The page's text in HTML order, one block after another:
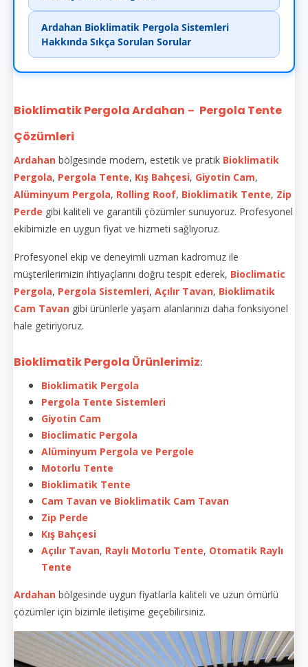
Ardahan Bioklimatik Pergola Sistemleri
Hakkında Sıkça Sorulan Sorular
Bioklimatik Pergola Ardahan – Pergola Tente
Çözümleri
Ardahan bölgesinde modern, estetik ve pratik Bioklimatik
Pergola, Pergola Tente, Kış Bahçesi, Giyotin Cam,
Alüminyum Pergola, Rolling Roof, Bioklimatik Tente, Zip
Perde gibi kaliteli ve garantili çözümler sunuyoruz. Profesyonel
ekibimizle en uygun fiyat ve hizmeti sağlıyoruz.
Profesyonel ekip ve deneyimli uzman kadromuz ile
müşterilerimizin ihtiyaçlarını doğru tespit ederek, Bioclimatic
Pergola, Pergola Sistemleri, Açılır Tavan, Bioklimatik
Cam Tavan gibi ürünlerle yaşam alanlarınızı daha fonksiyonel
hale getiriyoruz.
Bioklimatik Pergola Ürünlerimiz:
Bioklimatik Pergola
Pergola Tente Sistemleri
Giyotin Cam
Bioclimatic Pergola
Alüminyum Pergola ve Pergole
Motorlu Tente
Bioklimatik Tente
Cam Tavan ve Bioklimatik Cam Tavan
Zip Perde
Kış Bahçesi
Açılır Tavan, Raylı Motorlu Tente, Otomatik Raylı
Tente
Ardahan bölgesinde uygun fiyatlarla kaliteli ve uzun ömürlü
çözümler için bizimle iletişime geçebilirsiniz.